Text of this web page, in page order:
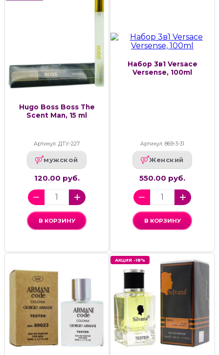
Hugo Boss Boss The
Scent Man, 15 ml
Артикул: ДТУ-227
мужской
120.00 руб.
В КОРЗИНУ
Набор 3в1 Versace
Versense, 100ml
Артикул: 869-3-31
Женский
550.00 руб.
В КОРЗИНУ
АКЦИЯ -18%